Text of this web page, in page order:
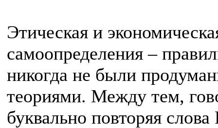
Этическая и
самоопределения –
никогда не были
теориями. Между тем,
буквально повторяя